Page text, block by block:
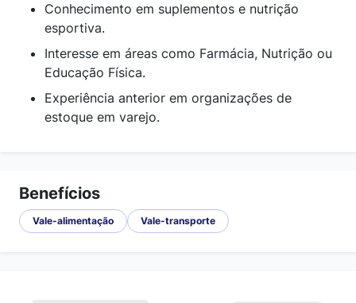
Conhecimento em suplementos e nutrição
esportiva.
Interesse em áreas como Farmácia, Nutrição ou
Educação Física.
Experiência anterior em organizações de
estoque em varejo.
Benefícios
Vale-alimentação Vale-transporte